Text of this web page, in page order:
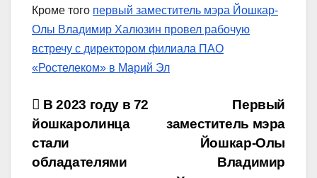
Кроме того первый заместитель мэра Йошкар-
Олы Владимир Халюзин провел рабочую
встречу с директором филиала ПАО
«Ростелеком» в Марий Эл
Навигация
по
записям
Первый
заместитель мэра
Йошкар-Олы
Владимир
В 2023 году в 72
йошкаролинца
стали
обладателями